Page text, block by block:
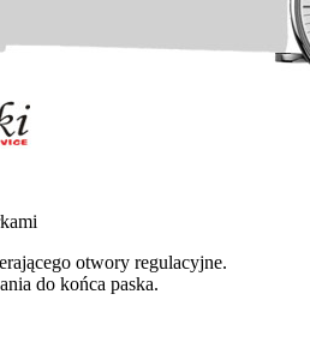
otwory regulacyjne.
do końca paska.